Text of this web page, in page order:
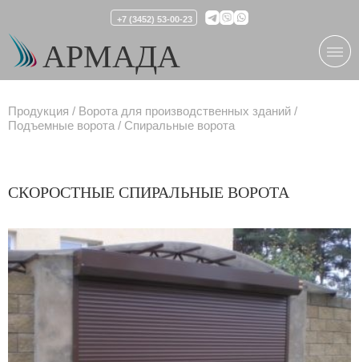
АРМАДА
+7 (3452) 53-00-23
Продукция
Ворота для производственных зданий
Подъемные ворота
Спиральные ворота
СКОРОСТНЫЕ СПИРАЛЬНЫЕ ВОРОТА